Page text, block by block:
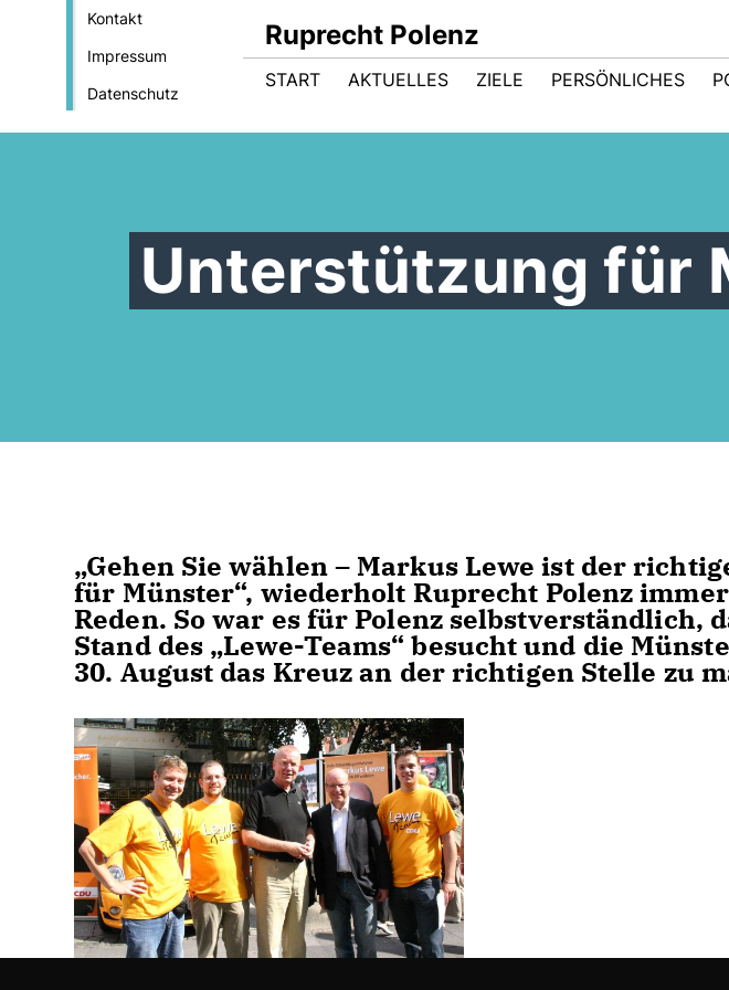
Kontakt
Impressum
Datenschutz
Ruprecht Polenz
START AKTUELLES ZIELE PERSÖNLICHES
Unterstützung für
Gehen Sie wählen – Markus Lewe ist der
für Münster“, wiederholt Ruprecht Polenz
Reden. So war es für Polenz selbstverständlich,
Stand des „Lewe-Teams“ besucht und die
30. August das Kreuz an der richtigen Stelle zu